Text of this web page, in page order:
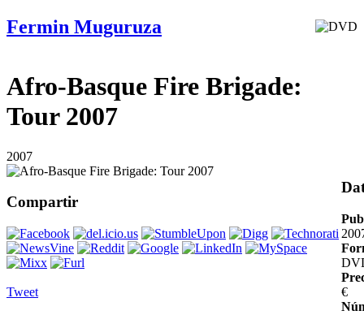
Fermin Muguruza
Afro-Basque Fire Brigade:
Tour 2007
2007
Compartir
Tweet
€